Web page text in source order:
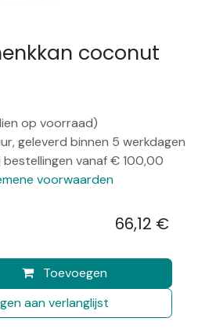
coconut
op voorraad)
geleverd binnen 5 werkdagen
vanaf € 100,00
voorwaarden
Toevoegen
aan verlanglijst
66,12 €